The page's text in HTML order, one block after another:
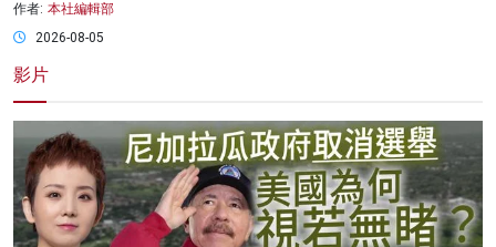
作者: 本社編輯部
2026-08-05
影片